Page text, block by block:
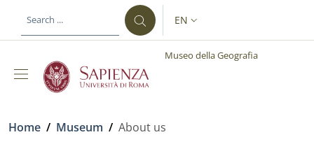
LANGUAGE SWITCHER:
EN
Museo della Geografia
Breadcrumb
Home / Museum / About us